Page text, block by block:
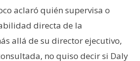
aclaró quién supervisa o
directa de la
allá de su director ejecutivo,
no quiso decir si Daly